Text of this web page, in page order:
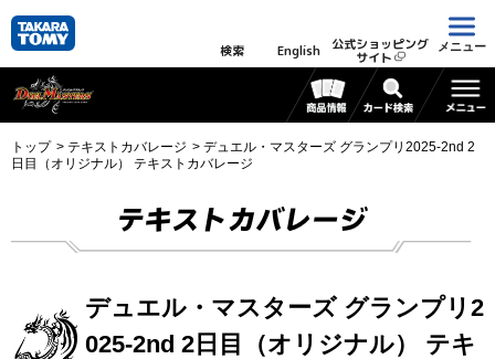
検索 English 公式ショッピング
サイト
メニュー
トップ テキストカバレージ
デュエル・マスターズ グランプリ2025-2nd 2
日目（オリジナル） テキストカバレージ
テキストカバレージ
デュエル・マスターズ グランプリ2
025-2nd 2日目（オリジナル） テキ